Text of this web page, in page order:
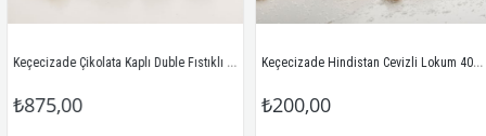
Keçecizade Çikolata Kaplı Duble Fıstıklı Lokum 385 GR
₺875,00
Keçecizade Hindistan Cevizli Lokum 400GR
₺200,00